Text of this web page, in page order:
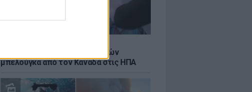
Ιστορική μεταφορά 30 φαλαινών
μπελούγκα από τον Καναδά στις ΗΠΑ